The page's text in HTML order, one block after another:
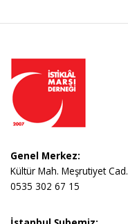
Genel Merkez:
Kültür Mah. Meşrutiyet
0535 302 67 15